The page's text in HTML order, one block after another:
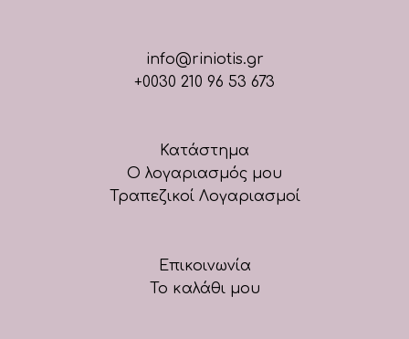
info@riniotis.gr
+0030 210 96 53 673
Κατάστημα
Ο λογαριασμός μου
Τραπεζικοί Λογαριασμοί
Επικοινωνία
Το καλάθι μου